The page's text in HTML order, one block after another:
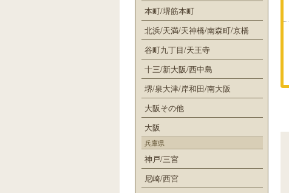
本町/堺筋本町
北浜/天満/天神橋/南森町/京橋
谷町九丁目/天王寺
十三/新大阪/西中島
堺/泉大津/岸和田/南大阪
大阪その他
大阪
兵庫県
神戸/三宮
尼崎/西宮